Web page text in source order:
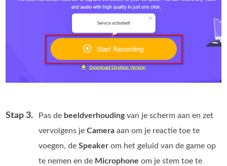
Stap 3. Pas de beeldverhoudingvan je scherm aan en zet
vervolgens jeCamera aan om je reactie toe te
voegen, deSpeaker om het geluid van de game op
te nemen en de Microphone om je stem toe te